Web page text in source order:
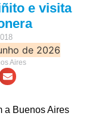
e visita
de 2026
Aires
a Buenos Aires